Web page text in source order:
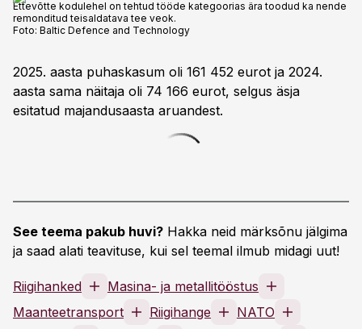
Ettevõtte kodulehel on tehtud tööde kategoorias ära toodud ka nende
remonditud teisaldatava tee veok.
Foto: Baltic Defence and Technology
2025. aasta puhaskasum oli 161 452 eurot ja 2024.
aasta sama näitaja oli 74 166 eurot, selgus äsja
esitatud majandusaasta aruandest.
See teema pakub huvi? Hakka neid märksõnu jälgima
ja saad alati teavituse, kui sel teemal ilmub midagi uut!
Riigihanked
Masina- ja metallitööstus
Maanteetransport
Riigihange
NATO